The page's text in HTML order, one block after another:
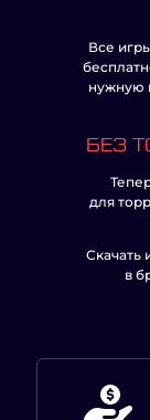
Все
нужную
БЕЗ
для
Скачать
в